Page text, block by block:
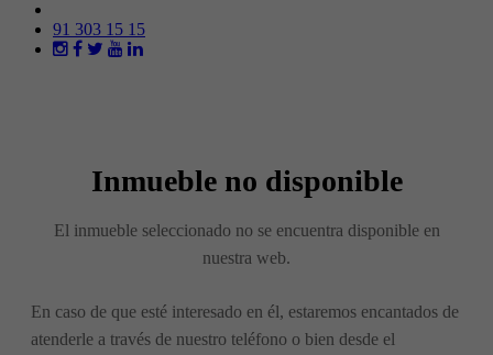
91 303 15 15
Inmueble no disponible
El inmueble seleccionado no se encuentra disponible en
nuestra web.
En caso de que esté interesado en él, estaremos encantados de
atenderle a través de nuestro teléfono o bien desde el